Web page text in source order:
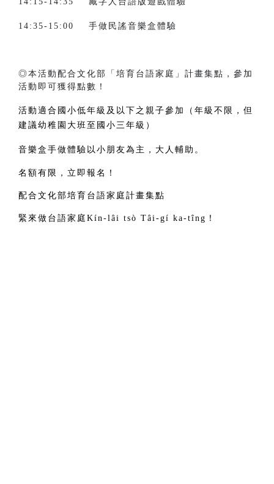
14:35-15:00 手做民謠音樂盒體驗
◎本活動配合文化部「培育台語家庭」計畫集點，參加
活動即可獲得點數！
活動適合國小低年級及以下之親子參加（年級不限，但
建議幼稚園大班至國小三年級）
音樂盒手做體驗以小朋友為主，大人輔助。
名額有限，立即報名！
配合文化部培育台語家庭計畫集點
緊來做台語家庭Kín-lâi tsò Tâi-gí ka-tîng！